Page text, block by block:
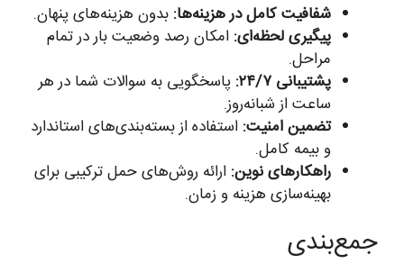
شفافیت کامل در هزینه‌ها: بدون هزینه‌های پنهان.
پیگیری لحظه‌ای: امکان رصد وضعیت بار در تمام
مراحل.
پشتیبانی ۲۴/۷:
پاسخگویی به سوالات شما در هر
ساعت از شبانه‌روز.
تضمین امنیت: استفاده از بسته‌بندی‌های استاندارد
و بیمه کامل.
راهکارهای نوین: ارائه روش‌های حمل ترکیبی برای
بهینه‌سازی هزینه و زمان.
جمع‌بندی